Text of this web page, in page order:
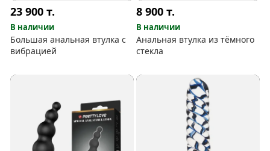
23 900т.
В наличии
Большая анальная втулка с
вибрацией
8 900т.
В наличии
Анальная втулка из тёмного
стекла